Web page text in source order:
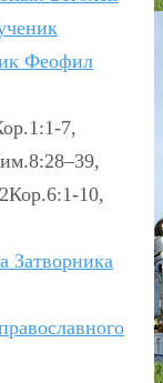
Феофил
7,
10,